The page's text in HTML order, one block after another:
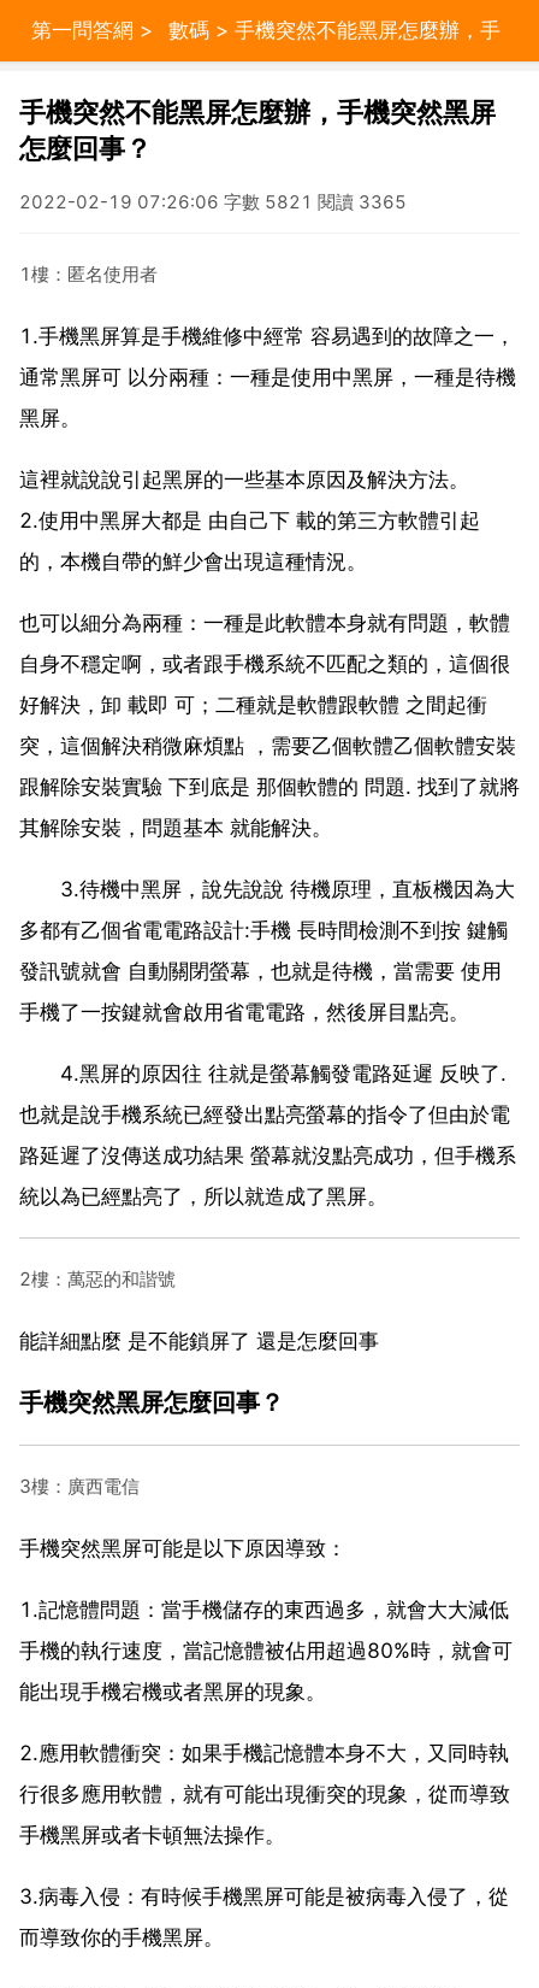
第一問答網 > 數碼 > 手機突然不能黑屏怎麼辦，手
機突然黑屏怎麼回事？
手機突然不能黑屏怎麼辦，手機突然黑屏
怎麼回事？
2022-02-19 07:26:06 字數 5821 閱讀 3365
1樓：匿名使用者
1.手機黑屏算是手機維修中經常 容易遇到的故障之一，
通常黑屏可 以分兩種：一種是使用中黑屏，一種是待機
黑屏。
這裡就說說引起黑屏的一些基本原因及解決方法。
2.使用中黑屏大都是 由自己下 載的第三方軟體引起
的，本機自帶的鮮少會出現這種情況。
也可以細分為兩種：一種是此軟體本身就有問題，軟體
自身不穩定啊，或者跟手機系統不匹配之類的，這個很
好解決，卸 載即 可；二種就是軟體跟軟體 之間起衝
突，這個解決稍微麻煩點 ，需要乙個軟體乙個軟體安裝
跟解除安裝實驗 下到底是 那個軟體的 問題. 找到了就將
其解除安裝，問題基本 就能解決。
3.待機中黑屏，說先說說 待機原理，直板機因為大
多都有乙個省電電路設計:手機 長時間檢測不到按 鍵觸
發訊號就會 自動關閉螢幕，也就是待機，當需要 使用
手機了一按鍵就會啟用省電電路，然後屏目點亮。
4.黑屏的原因往 往就是螢幕觸發電路延遲 反映了.
也就是說手機系統已經發出點亮螢幕的指令了但由於電
路延遲了沒傳送成功結果 螢幕就沒點亮成功，但手機系
統以為已經點亮了，所以就造成了黑屏。
2樓：萬惡的和諧號
能詳細點麼 是不能鎖屏了 還是怎麼回事
手機突然黑屏怎麼回事？
3樓：廣西電信
手機突然黑屏可能是以下原因導致：
1.記憶體問題：當手機儲存的東西過多，就會大大減低
手機的執行速度，當記憶體被佔用超過80%時，就會可
能出現手機宕機或者黑屏的現象。
2.應用軟體衝突：如果手機記憶體本身不大，又同時執
行很多應用軟體，就有可能出現衝突的現象，從而導致
手機黑屏或者卡頓無法操作。
3.病毒入侵：有時候手機黑屏可能是被病毒入侵了，從
而導致你的手機黑屏。